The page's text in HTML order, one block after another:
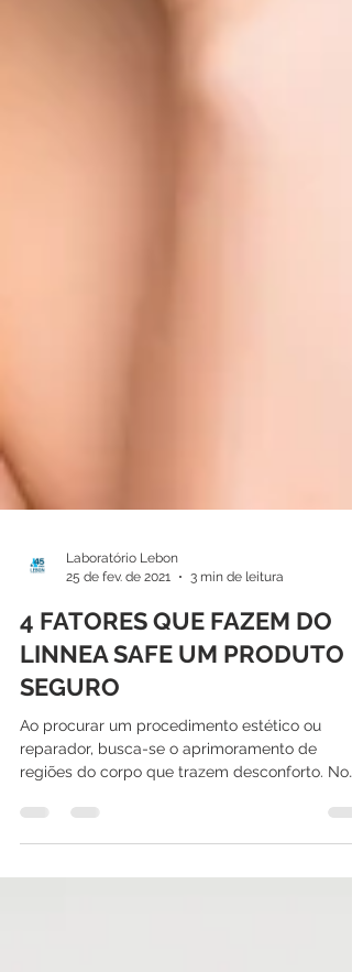
25 de fev. de 2021
3 min de leitura
4 FATORES QUE FAZEM DO
LINNEA SAFE UM PRODUTO
SEGURO
Ao procurar um procedimento estético ou
regiões do corpo que trazem desconforto. No